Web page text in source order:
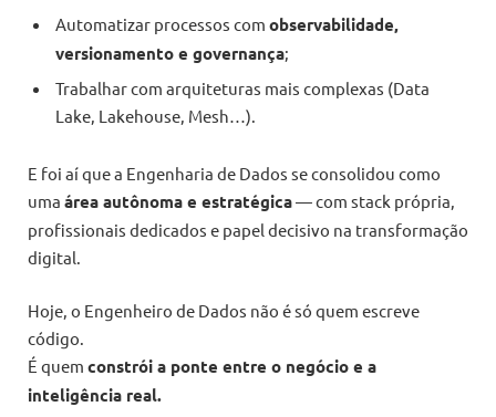
Automatizar processos com observabilidade,
versionamento e governança;
Trabalhar com arquiteturas mais complexas (Data
Lake, Lakehouse, Mesh…).
E foi aí que a Engenharia de Dados se consolidou como
uma área autônoma e estratégica— com stack própria,
profissionais dedicados e papel decisivo na transformação
digital.
Hoje, o Engenheiro de Dados não é só quem escreve
código.
É quem constrói a ponte entre o negócio e a
inteligência real.